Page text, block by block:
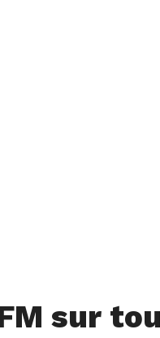
sur